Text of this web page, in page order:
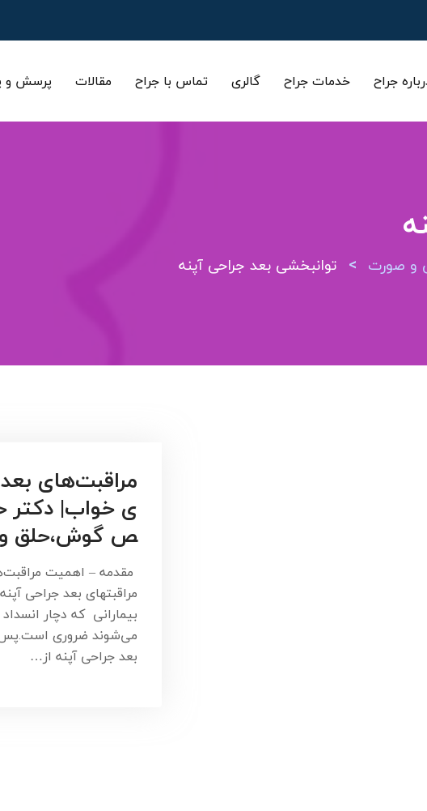
جراح خدمات جراح گالری تماس با جراح مقالات پرسش و
و صورت > توانبخشی بعد جراحی آپنه
مراقبت‌های
ی خواب|
ص گوش،حلق
مقدمه – اهمیت
مراقبتهای بعد جراحی
بیمارانی که دچار
می‌شوند ضروری است.پس
بعد جراحی آپنه از…